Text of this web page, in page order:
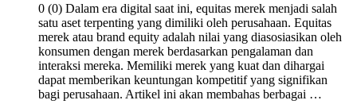
0 (0) Dalam era digital saat ini, equitas merek menjadi salah
satu aset terpenting yang dimiliki oleh perusahaan. Equitas
merek atau brand equity adalah nilai yang diasosiasikan oleh
konsumen dengan merek berdasarkan pengalaman dan
interaksi mereka. Memiliki merek yang kuat dan dihargai
dapat memberikan keuntungan kompetitif yang signifikan
bagi perusahaan. Artikel ini akan membahas berbagai …